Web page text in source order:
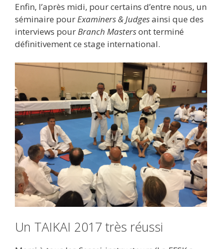
Enfin, l’après midi, pour certains d’entre nous, un
séminaire pourExaminers & Judgesainsi que des
interviews pourBranch Mastersont terminé
définitivement ce stage international.
Un TAIKAI 2017 très réussi